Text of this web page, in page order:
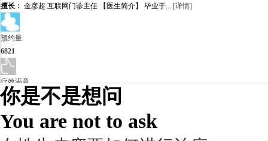
擅长： 金彦超 互联网门诊主任 【医生简介】 毕业于... [详情]
预约量
6821
疗效满意
98%
你是不是想问
You are not to ask